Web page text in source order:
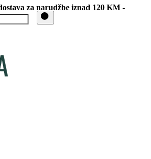
za narudžbe iznad 120 KM -